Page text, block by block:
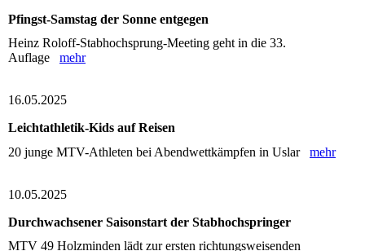
Pfingst-Samstag der Sonne entgegen
Heinz Roloff-Stabhochsprung-Meeting geht in die 33.
Auflage mehr
16.05.2025
Leichtathletik-Kids auf Reisen
20 junge MTV-Athleten bei Abendwettkämpfen in Uslar mehr
10.05.2025
Durchwachsener Saisonstart der Stabhochspringer
MTV 49 Holzminden lädt zur ersten richtungsweisenden